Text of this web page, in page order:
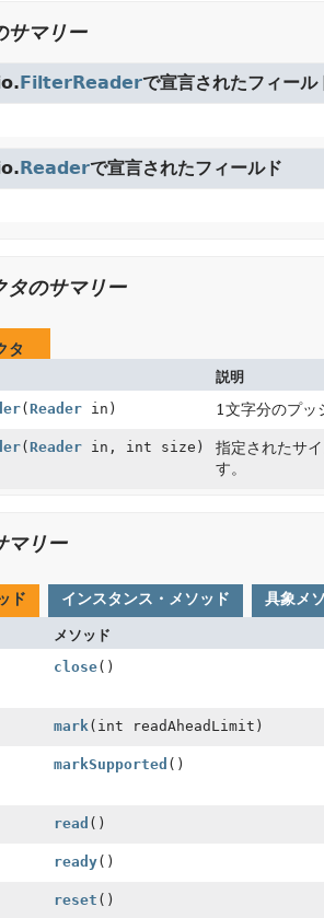
サマリー
FilterReaderで宣言されたフィール
Readerで宣言されたフィールド
タのサマリー
タ
説明
( Readerin) 1文字分のプッ
( Readerin, int size)
指定されたサ
す。
マリー
ド インスタンス・メソッド 具象メ
メソッド
close()
mark(int readAheadLimit)
markSupported ()
read ()
ready()
reset ()